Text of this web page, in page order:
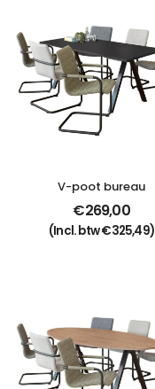
V-poot bureau
€269,00
(Incl. btw€325,49)